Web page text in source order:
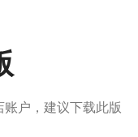
户，建议下载此版